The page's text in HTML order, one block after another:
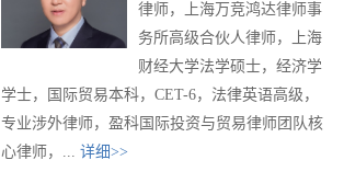
律师，上海万竞鸿达律师事
务所高级合伙人律师，上海
财经大学法学硕士，经济学
学士，国际贸易本科，CET-6，法律英语高级，
专业涉外律师，盈科国际投资与贸易律师团队核
心律师，... 详细>>